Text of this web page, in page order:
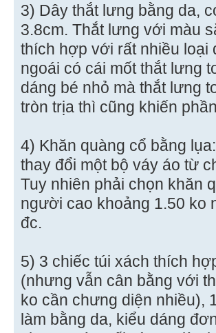
3) Dây thắt lưng bằng da,
3.8cm. Thắt lưng với màu
thích hợp với rất nhiều loại
ngoái có cái mốt thắt lưng
dáng bé nhỏ mà thắt lưng
tròn trịa thì cũng khiến
4) Khăn quàng cổ bằng
thay đổi một bộ váy áo từ
Tuy nhiên phải chọn khăn
người cao khoảng 1.50 ko
đc.
5) 3 chiếc túi xách thích
(nhưng vẫn cân bằng với
ko cần chưng diện nhiều),
làm bằng da, kiểu dáng